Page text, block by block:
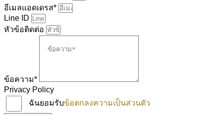
อีเมลแอดเดรส*
Line ID
หัวข้อติดต่อ
ข้อความ*
Privacy Policy
ฉันยอมรับข้อตกลงความเป็นส่วนตัว